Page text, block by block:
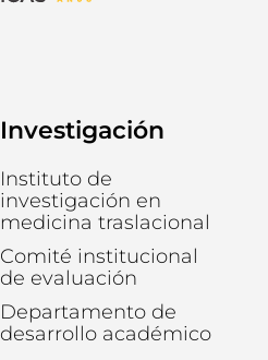
Investigación
Instituto de
investigación en
medicina traslacional
Comité institucional
de evaluación
Departamento de
desarrollo académico